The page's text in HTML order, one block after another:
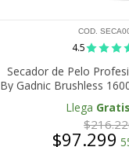
COD.
4.5
Secador de Pelo
By Gadnic Brushless
Velocidades 3
Llega Gratis
$97.299